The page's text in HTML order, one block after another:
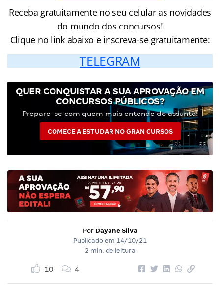
Receba gratuitamente no seu celular as novidades
do mundo dos concursos!
Clique no link abaixo e inscreva-se gratuitamente:
TELEGRAM
QUER CONQUISTAR A SUA APROVAÇÃO EM
CONCURSOS PÚBLICOS?
Prepare-se com quem mais entende do assunto!
COMECE A ESTUDAR NO GRAN CURSOS
Por Dayane Silva
Publicado em 14/10/21
2 min. de leitura
10 4